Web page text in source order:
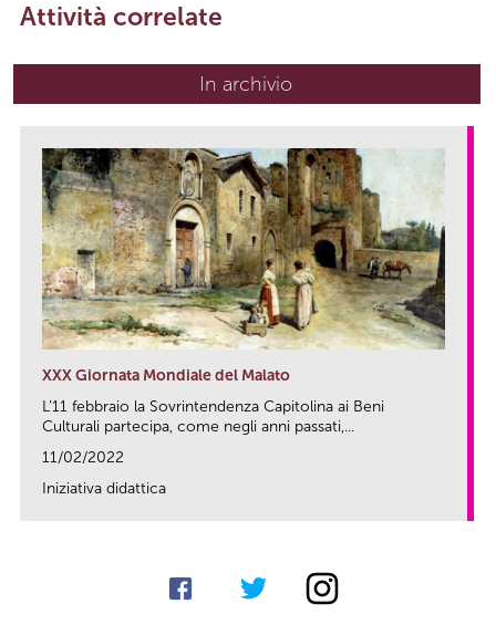
Attività correlate
In archivio
XXX Giornata Mondiale del Malato
L’11 febbraio la Sovrintendenza Capitolina ai Beni
Culturali partecipa, come negli anni passati,...
11/02/2022
Iniziativa didattica